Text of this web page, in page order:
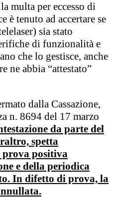
multa per eccesso di
tenuto ad accertare se
sia stato
di funzionalità e
che lo gestisce, anche
ne abbia “attestato”
dalla Cassazione,
n. 8694 del 17 marzo
da parte del
spetta
positiva
e della periodica
In difetto di prova, la